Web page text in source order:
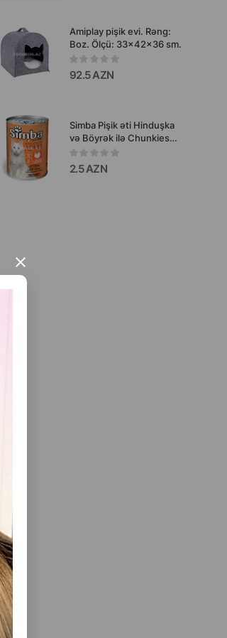
×
MONGE CAT ADULT TURKEY YAŞ XÖRƏK,
BÖYÜKLƏR ÜÇÜN, HINDUŞKA DADLI ƏT
Amiplay pişik evi. Rəng:
Boz. Ölçü: 33x42x36 sm.
92.5 AZN
Simba Pişik əti Hinduşka
və Böyrək ilə Chunkies
böyüklər üçün pişiklər
üçün hinduşka və
böyrəklərlə 415 q
2.5 AZN